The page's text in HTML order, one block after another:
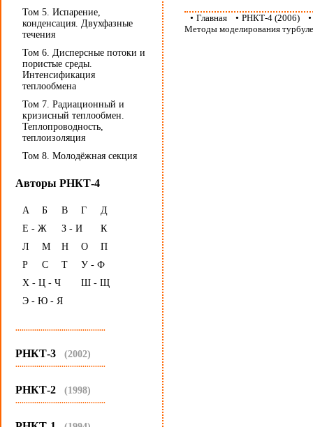
Том 5. Испарение,
конденсация. Двухфазные
течения
Том 6. Дисперсные потоки и
пористые среды.
Интенсификация
теплообмена
Том 7. Радиационный и
кризисный теплообмен.
Теплопроводность,
теплоизоляция
Том 8. Молодёжная секция
Авторы РНКТ-4
А Б В Г
Д
Е - Ж
З - И
К
Л
М Н О
П
Р
С Т
У - Ф
Х - Ц - Ч
Ш - Щ
Э - Ю - Я
...........................................
РНКТ-3 (2002)
...........................................
РНКТ-2 (1998)
...........................................
• Главная • РНКТ-4 (2006)
Методы моделирования